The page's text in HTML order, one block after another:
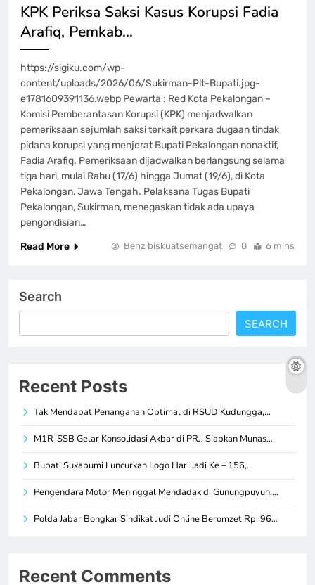
KPK Periksa Saksi Kasus Korupsi Fadia
Arafiq, Pemkab…
https://sigiku.com/wp-
content/uploads/2026/06/Sukirman-Plt-Bupati.jpg-
e1781609391136.webp Pewarta : Red Kota Pekalongan –
Komisi Pemberantasan Korupsi (KPK) menjadwalkan
pemeriksaan sejumlah saksi terkait perkara dugaan tindak
pidana korupsi yang menjerat Bupati Pekalongan nonaktif,
Fadia Arafiq. Pemeriksaan dijadwalkan berlangsung selama
tiga hari, mulai Rabu (17/6) hingga Jumat (19/6), di Kota
Pekalongan, Jawa Tengah. Pelaksana Tugas Bupati
Pekalongan, Sukirman, menegaskan tidak ada upaya
pengondisian…
Read More
Benz biskuatsemangat 0 6 mins
Search
SEARCH
Recent Posts
Tak Mendapat Penanganan Optimal di RSUD Kudungga,…
M1R-SSB Gelar Konsolidasi Akbar di PRJ, Siapkan Munas…
Bupati Sukabumi Luncurkan Logo Hari Jadi Ke – 156,…
Pengendara Motor Meninggal Mendadak di Gunungpuyuh,…
Polda Jabar Bongkar Sindikat Judi Online Beromzet Rp. 96…
Recent Comments